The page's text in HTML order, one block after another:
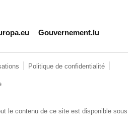
Gouvernement.lu
Politique de confidentialité
le contenu de ce site est disponible sous